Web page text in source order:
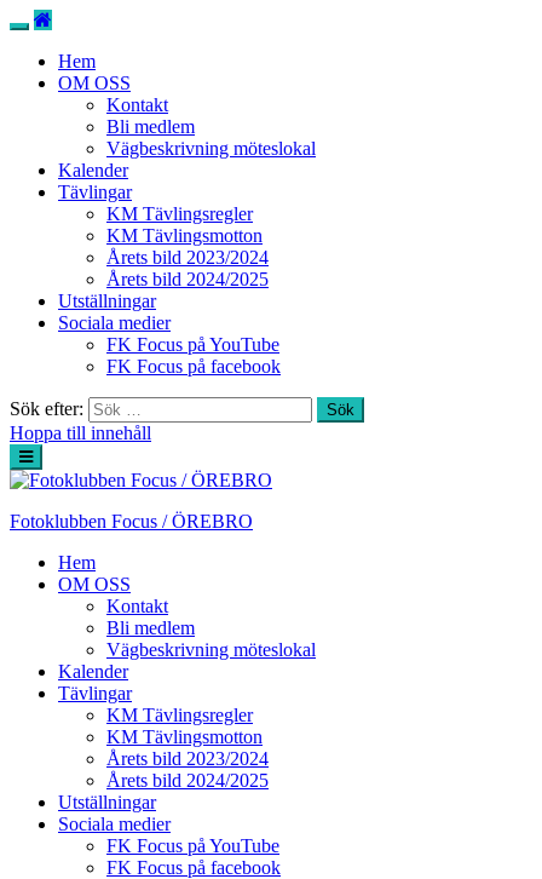
Hem
OM OSS
Kontakt
Bli medlem
Vägbeskrivning möteslokal
Kalender
Tävlingar
KM Tävlingsregler
KM Tävlingsmotton
Årets bild 2023/2024
Årets bild 2024/2025
Utställningar
Sociala medier
FK Focus på YouTube
FK Focus på facebook
Sök efter:
Hoppa till innehåll
Fotoklubben Focus / ÖREBRO
Hem
OM OSS
Kontakt
Bli medlem
Vägbeskrivning möteslokal
Kalender
Tävlingar
KM Tävlingsregler
KM Tävlingsmotton
Årets bild 2023/2024
Årets bild 2024/2025
Utställningar
Sociala medier
FK Focus på YouTube
FK Focus på facebook